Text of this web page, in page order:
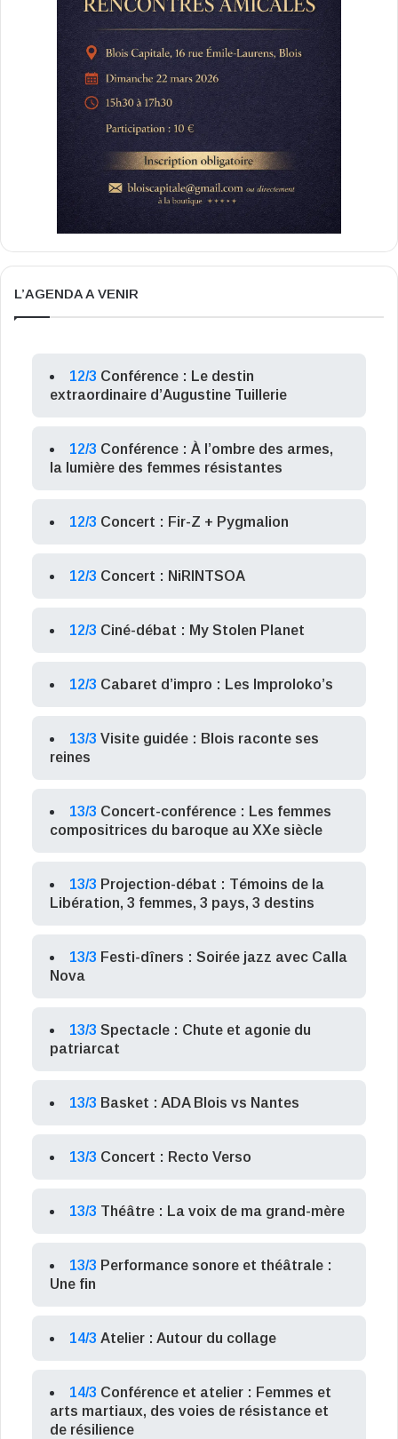
L’AGENDA A VENIR
12/3 Conférence : Le destin
extraordinaire d’Augustine Tuillerie
12/3 Conférence : À l’ombre des armes,
la lumière des femmes résistantes
12/3 Concert : Fir-Z + Pygmalion
12/3 Concert : NiRINTSOA
12/3 Ciné-débat : My Stolen Planet
12/3 Cabaret d’impro : Les Improloko’s
13/3 Visite guidée : Blois raconte ses
reines
13/3 Concert-conférence : Les femmes
compositrices du baroque au XXe siècle
13/3 Projection-débat : Témoins de la
Libération, 3 femmes, 3 pays, 3 destins
13/3 Festi-dîners : Soirée jazz avec Calla
Nova
13/3 Spectacle : Chute et agonie du
patriarcat
13/3 Basket : ADA Blois vs Nantes
13/3 Concert : Recto Verso
13/3 Théâtre : La voix de ma grand-mère
13/3 Performance sonore et théâtrale :
Une fin
14/3 Atelier : Autour du collage
14/3 Conférence et atelier : Femmes et
arts martiaux, des voies de résistance et
de résilience